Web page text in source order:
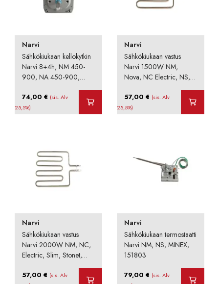
Narvi
Sähkökiukaan kellokytkin
Narvi 8+4h, NM 450-
900, NA 450-900,
74,00€ (sis. Alv
25,5%)
Narvi
Sähkökiukaan vastus
Narvi 1500W NM,
Nova, NC Electric, NS,
57,00€ (sis. Alv
25,5%)
Narvi
Sähkökiukaan vastus
Narvi 2000W NM, NC,
Electric, Slim, Stonet,
57,00€ (sis. Alv
Narvi
Sähkökiukaan termostaatti
Narvi NM, NS, MINEX,
151803
79,00€ (sis. Alv